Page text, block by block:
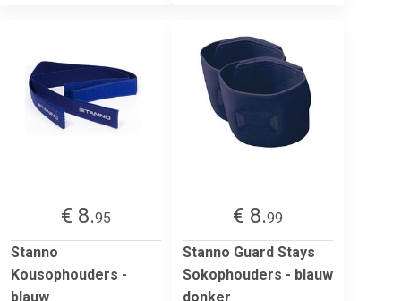
€ 8.95
Stanno
Kousophouders -
blauw
€ 8.99
Stanno Guard Stays
Sokophouders - blauw
donker